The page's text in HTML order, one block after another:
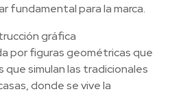
fundamental para la marca.
gráfica
por figuras geométricas que
simulan las tradicionales
donde se vive la